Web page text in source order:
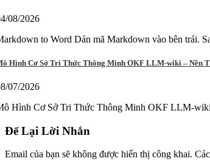
08/2026
to Word Dán mã Markdown vào bên trái.
Hình Cơ Sở Tri Thức Thông Minh OKF LLM-wiki – Nền
07/2026
Hình Cơ Sở Tri Thức Thông Minh OKF LLM-
Để Lại Lời Nhắn
Email của bạn sẽ không được hiển thị công khai.